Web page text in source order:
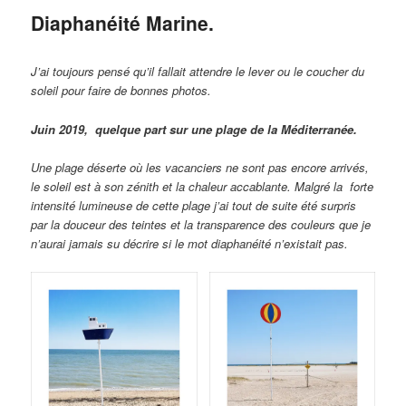
Diaphanéité Marine.
J’ai toujours pensé qu’il fallait attendre le lever ou le coucher du
soleil pour faire de bonnes photos.
Juin 2019, quelque part sur une plage de la Méditerranée.
Une plage déserte où les vacanciers ne sont pas encore arrivés,
le soleil est à son zénith et la chaleur accablante.Malgré la forte
intensité lumineuse de cette plage j’ai tout de suite été surpris
par la douceur des teintes et la transparence des couleurs que je
n’aurai jamais su décrire si le mot diaphanéité n’existait pas.